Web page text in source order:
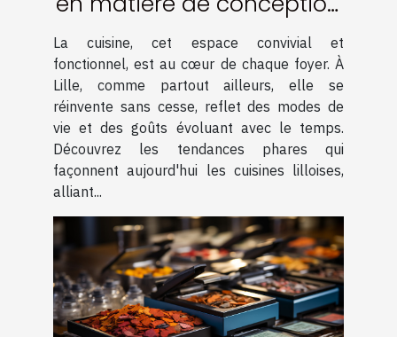
de cuisine à Lille
La cuisine, cet espace convivial et
fonctionnel, est au cœur de chaque foyer. À
Lille, comme partout ailleurs, elle se
réinvente sans cesse, reflet des modes de
vie et des goûts évoluant avec le temps.
Découvrez les tendances phares qui
façonnent aujourd'hui les cuisines lilloises,
alliant...